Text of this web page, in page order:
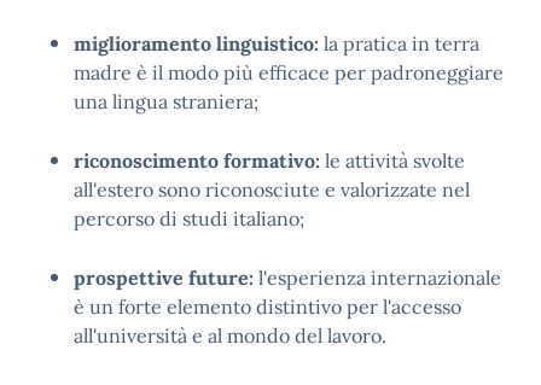
miglioramento linguistico: la pratica in terra
madre è il modo più efficace per padroneggiare
una lingua straniera;
riconoscimento formativo: le attività svolte
all'estero sono riconosciute e valorizzate nel
percorso di studi italiano;
prospettive future: l'esperienza internazionale
è un forte elemento distintivo per l'accesso
all'università e al mondo del lavoro.